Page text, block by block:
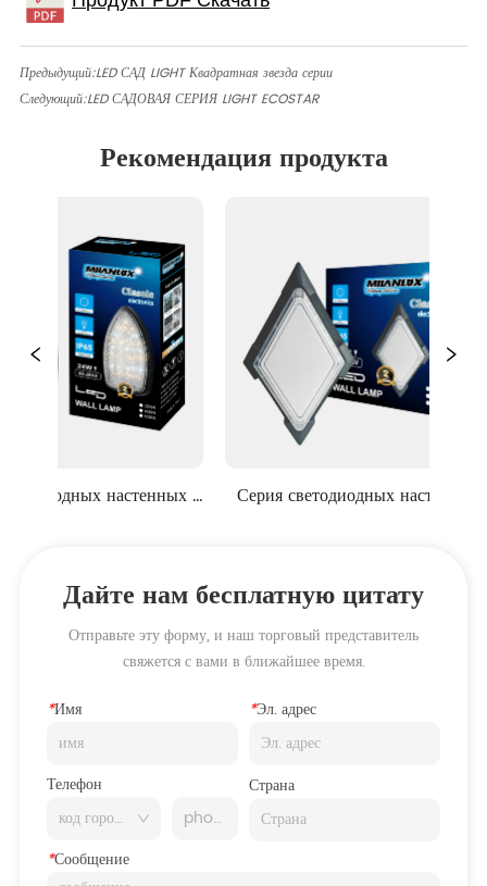
Предыдущий:LED САД LIGHT Квадратная звезда серии
Следующий:LED САДОВАЯ СЕРИЯ LIGHT ECOSTAR
Рекомендация продукта
настенных
Серия светодиодных настенных
Дайте нам бесплатную цитату
Отправьте эту форму, и наш торговый представитель
свяжется с вами в ближайшее время.
*Имя *Эл. адрес
Телефон Страна
*Сообщение